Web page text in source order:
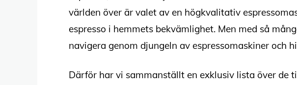
världen över är valet av en högkvalitativ
espresso i hemmets bekvämlighet. Men med så
navigera genom djungeln av espressomaskiner och
Därför har vi sammanställt en exklusiv lista över de